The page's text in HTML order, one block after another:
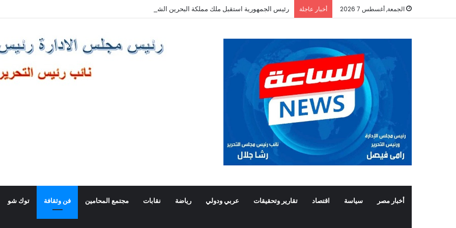
الجمعة, أغسطس 7 2026 أخبار عاجلة رئيس الجمهورية استقبل ملك مملكة البحرين الشقيقة
أخبار مصر سياسة اقتصاد تقارير وتحقيقات عربي ودولي رياضة نقابات مجتمع المحامين فن وثقافة توك شو